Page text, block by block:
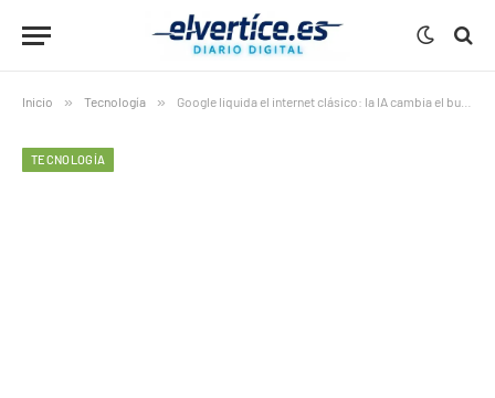
Inicio » Tecnología » Google liquida el internet clásico: la IA cambia el buscador para siempre
TECNOLOGÍA